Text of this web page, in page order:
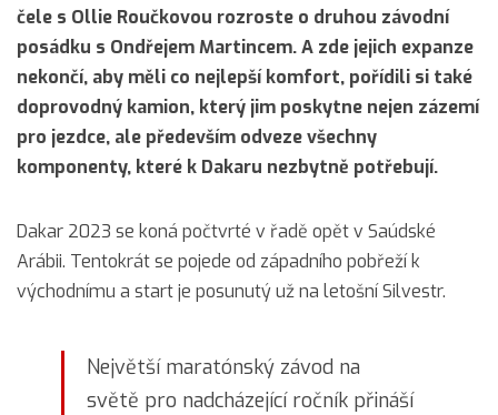
čele s Ollie Roučkovou rozroste o druhou závodní
posádku s Ondřejem Martincem. A zde jejich expanze
nekončí, aby měli co nejlepší komfort, pořídili si také
doprovodný kamion, který jim poskytne nejen zázemí
pro jezdce, ale především odveze všechny
komponenty, které k Dakaru nezbytně potřebují.
Dakar 2023 se koná počtvrté v řadě opět v Saúdské
Arábii. Tentokrát se pojede od západního pobřeží k
východnímu a start je posunutý už na letošní Silvestr.
Největší maratónský závod na
světě pro nadcházející ročník přináší